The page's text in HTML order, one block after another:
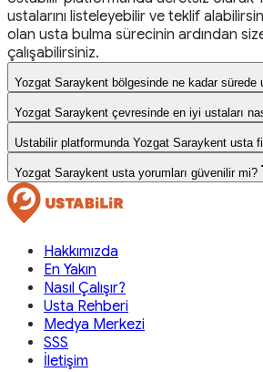
ustalarını listeleyebilir ve teklif
olan usta bulma sürecinin ardından
çalışabilirsiniz.
Yozgat Saraykent bölgesinde ne kadar sürede
Yozgat Saraykent çevresinde en iyi ustaları
Ustabilir platformunda Yozgat Saraykent usta
Yozgat Saraykent usta yorumları güvenilir mi?
Hakkımızda
En Yakın
Nasıl Çalışır?
Usta Rehberi
Medya Merkezi
SSS
İletişim